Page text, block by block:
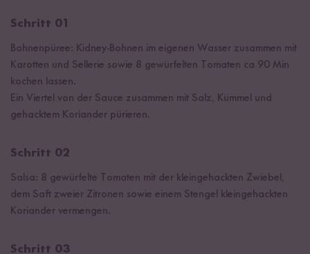
Schritt 01
Bohnenpüree: Kidney-Bohnen im eigenen Wasser zusammen mit
Karotten und Sellerie sowie 8 gewürfelten Tomaten ca 90 Min
kochen lassen.
Ein Viertel von der Sauce zusammen mit Salz, Kümmel und
gehacktem Koriander pürieren.
Schritt 02
Salsa: 8 gewürfelte Tomaten mit der kleingehackten Zwiebel,
dem Saft zweier Zitronen sowie einem Stengel kleingehackten
Koriander vermengen.
Schritt 03